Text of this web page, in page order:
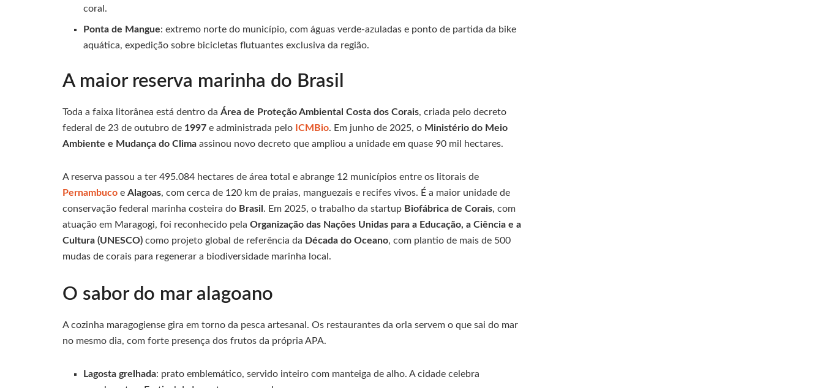
coral.
Ponta de Mangue: extremo norte do município, com águas verde-azuladas e ponto de partida da bike
aquática, expedição sobre bicicletas flutuantes exclusiva da região.
A maior reserva marinha do Brasil
Toda a faixa litorânea está dentro da Área de Proteção Ambiental Costa dos Corais, criada pelo decreto
federal de 23 de outubro de 1997 e administrada pelo ICMBio. Em junho de 2025, o Ministério do Meio
Ambiente e Mudança do Clima assinou novo decreto que ampliou a unidade em quase 90 mil hectares.
A reserva passou a ter 495.084 hectares de área total e abrange 12 municípios entre os litorais de
Pernambuco e Alagoas, com cerca de 120 km de praias, manguezais e recifes vivos. É a maior unidade de
conservação federal marinha costeira do Brasil . Em 2025, o trabalho da startup Biofábrica de Corais, com
atuação em Maragogi, foi reconhecido pela Organização das Nações Unidas para a Educação, a Ciência e a
Cultura (UNESCO) como projeto global de referência da Década do Oceano, com plantio de mais de 500
mudas de corais para regenerar a biodiversidade marinha local.
O sabor do mar alagoano
A cozinha maragogiense gira em torno da pesca artesanal. Os restaurantes da orla servem o que sai do mar
no mesmo dia, com forte presença dos frutos da própria APA.
Lagosta grelhada: prato emblemático, servido inteiro com manteiga de alho. A cidade celebra